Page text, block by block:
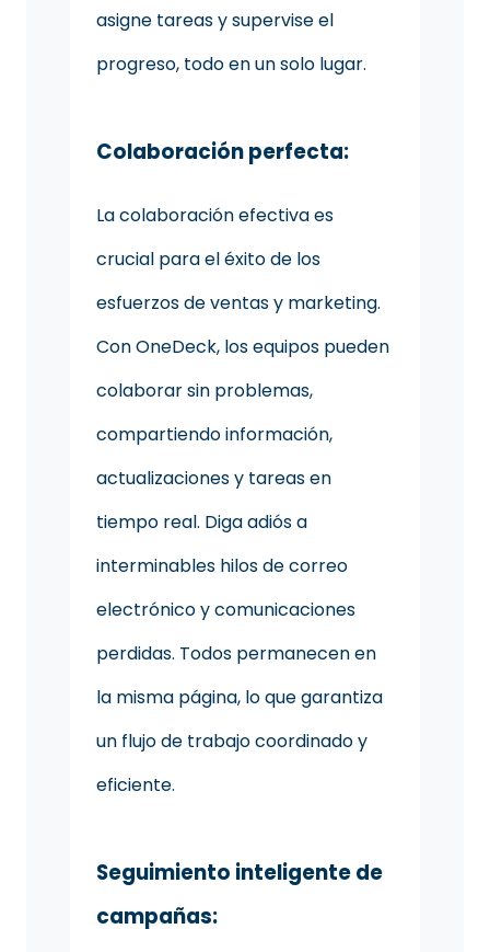
asigne tareas y supervise el
progreso, todo en un solo lugar.
Colaboración perfecta:
La colaboración efectiva es
crucial para el éxito de los
esfuerzos de ventas y marketing.
Con OneDeck, los equipos pueden
colaborar sin problemas,
compartiendo información,
actualizaciones y tareas en
tiempo real. Diga adiós a
interminables hilos de correo
electrónico y comunicaciones
perdidas. Todos permanecen en
la misma página, lo que garantiza
un flujo de trabajo coordinado y
eficiente.
Seguimiento inteligente de
campañas: